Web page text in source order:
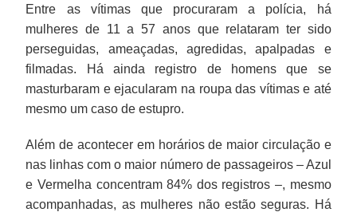
Entre as vítimas que procuraram a polícia, há
mulheres de 11 a 57 anos que relataram ter sido
perseguidas, ameaçadas, agredidas, apalpadas e
filmadas. Há ainda registro de homens que se
masturbaram e ejacularam na roupa das vítimas e até
mesmo um caso de estupro.
Além de acontecer em horários de maior circulação e
nas linhas com o maior número de passageiros – Azul
e Vermelha concentram 84% dos registros –, mesmo
acompanhadas, as mulheres não estão seguras. Há